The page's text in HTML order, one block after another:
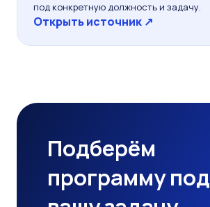
под конкретную должность и задачу.
Открыть источник ↗
Подберём
программу под